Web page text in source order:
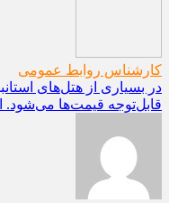
کارشناس روابط عمومی
در بسیاری از هتل‌های
قابل‌توجه قیمت‌ها می‌شود.